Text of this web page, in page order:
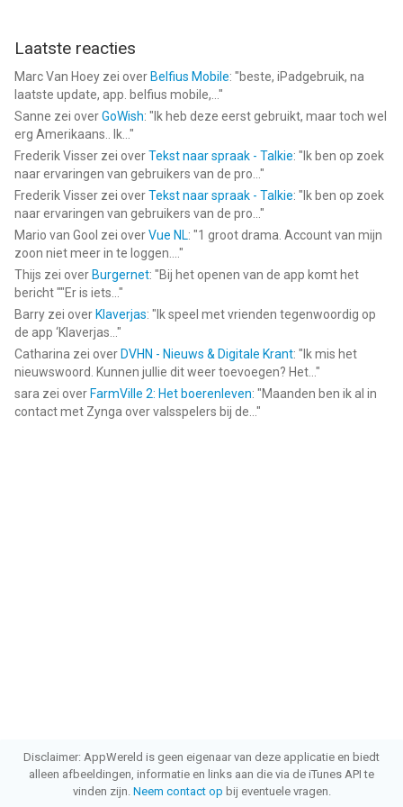
Laatste reacties
Marc Van Hoey zei over Belfius Mobile: "beste, iPadgebruik, na
laatste update, app. belfius mobile,... "
Sanne zei overGoWish: " Ik heb deze eerst gebruikt, maar toch wel
erg Amerikaans.. Ik... "
Frederik Visser zei overTekst naar spraak - Talkie: " Ik ben op zoek
naar ervaringen van gebruikers van de pro... "
Frederik Visser zei overTekst naar spraak - Talkie: " Ik ben op zoek
naar ervaringen van gebruikers van de pro... "
Mario van Gool zei overVue NL: "1 groot drama. Account van mijn
zoon niet meer in te loggen.... "
Thijs zei over Burgernet: "Bij het openen van de app komt het
bericht ""Er is iets... "
Barry zei over Klaverjas: " Ik speel met vrienden tegenwoordig op
de app ‘Klaverjas... "
Catharina zei over DVHN - Nieuws & Digitale Krant: " Ik mis het
nieuwswoord. Kunnen jullie dit weer toevoegen? Het... "
sara zei over FarmVille 2: Het boerenleven: "Maanden ben ik al in
contact met Zynga over valsspelers bij de... "
Disclaimer: AppWereld is geen eigenaar van deze applicatie en biedt
alleen afbeeldingen, informatie en links aan die via de iTunes API te
vinden zijn. Neem contact op bij eventuele vragen.